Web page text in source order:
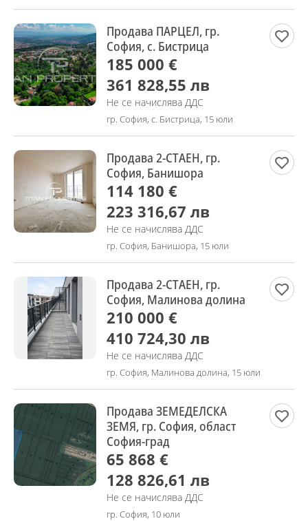
Продава ПАРЦЕЛ, гр.
София, с. Бистрица
185 000 €
361 828,55 лв
Не се начислява ДДС
гр. София, с. Бистрица, 15 юли
Продава 2-СТАЕН, гр.
София, Банишора
114 180 €
223 316,67 лв
Не се начислява ДДС
гр. София, Банишора, 15 юли
Продава 2-СТАЕН, гр.
София, Малинова долина
210 000 €
410 724,30 лв
Не се начислява ДДС
гр. София, Малинова долина, 15 юли
Продава ЗЕМЕДЕЛСКА
ЗЕМЯ, гр. София, област
София-град
65 868 €
128 826,61 лв
Не се начислява ДДС
гр. София, 10 юли